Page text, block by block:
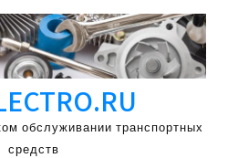
обслуживании транспортных
средств